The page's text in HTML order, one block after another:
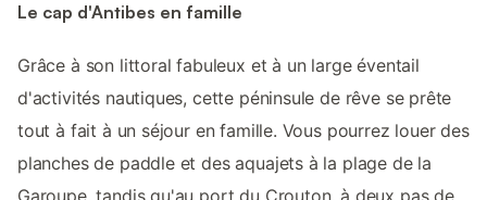
Le cap d'Antibes en famille
Grâce à son littoral fabuleux et à un large éventail
d'activités nautiques, cette péninsule de rêve se prête
tout à fait à un séjour en famille. Vous pourrez louer des
planches de paddle et des aquajets à la plage de la
Garoupe, tandis qu'au port du Crouton, à deux pas de